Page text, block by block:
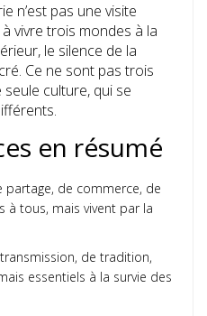
n’est pas une visite
à vivre trois mondes à la
le silence de la
Ce ne sont pas trois
seule culture, qui se
en résumé
partage, de commerce, de
à tous, mais vivent par la
de tradition,
essentiels à la survie des